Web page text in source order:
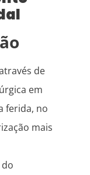
de
em
ferida, no
mais